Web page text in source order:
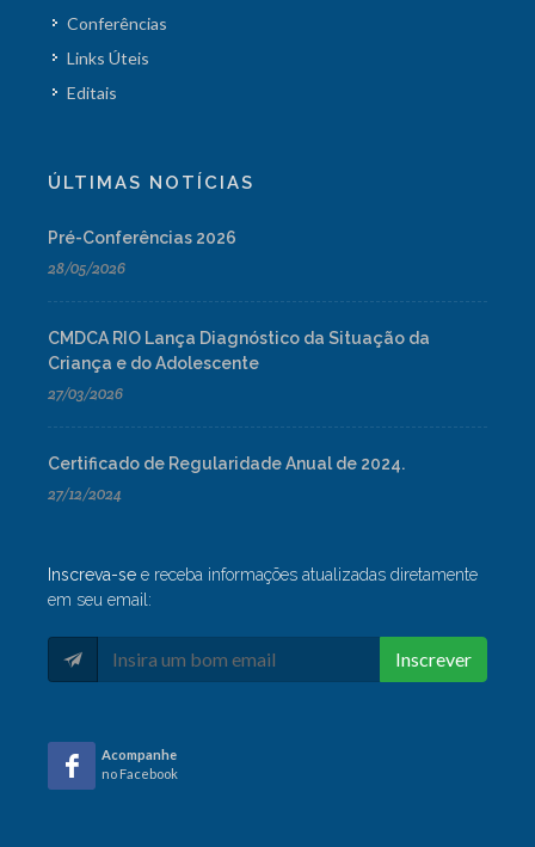
Conferências
Links Úteis
Editais
ÚLTIMAS NOTÍCIAS
Pré-Conferências 2026
28/05/2026
CMDCA RIO Lança Diagnóstico da Situação da
Criança e do Adolescente
27/03/2026
Certificado de Regularidade Anual de 2024.
27/12/2024
Inscreva-se e receba informações atualizadas diretamente
em seu email:
Inscrever
Acompanhe
no Facebook